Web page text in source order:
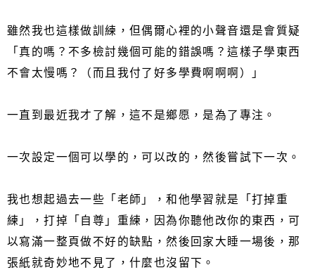
雖然我也這樣做訓練，但偶爾心裡的小聲音還是會質疑
「真的嗎？不多檢討幾個可能的錯誤嗎？這樣子學東西
不會太慢嗎？（而且我付了好多學費啊啊啊）」
一直到最近我才了解，這不是鄉愿，是為了專注。
一次設定一個可以學的，可以改的，然後嘗試下一次。
我也想起過去一些「老師」，和他學習就是「打掉重
練」，打掉「自尊」重練，因為你聽他改你的東西，可
以寫滿一整頁做不好的缺點，然後回家大睡一場後，那
張紙就奇妙地不見了，什麼也沒留下。